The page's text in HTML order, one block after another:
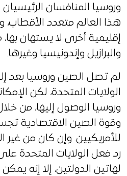
وروسيا المنافسان
هذا العالم متعدد
إقليمية أخرى لا يستهان بها،
والبرازيل وإندونيسيا وغيرها.
لم تصل الصين وروسيا بعد
الولايات المتحدة، لكن
وروسيا الوصول إليها، من
وقوة الصين الاقتصادية
للأمريكيين. وإن كان من
رد فعل الولايات المتحدة
لهاتين الدولتين، إلا إنه